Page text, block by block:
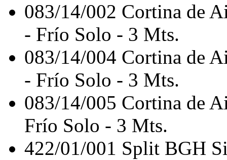
083/14/002 Cortina de
- Frío Solo - 3 Mts.
083/14/004 Cortina de
- Frío Solo - 3 Mts.
083/14/005 Cortina de
Frío Solo - 3 Mts.
422/01/001 Split BGH